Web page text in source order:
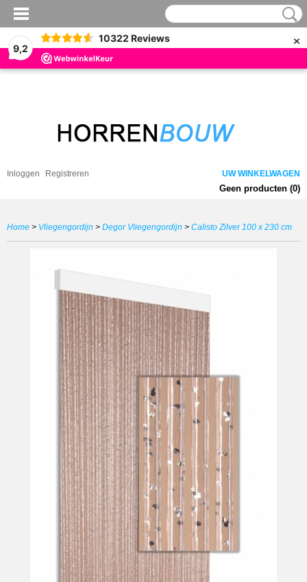
9,2
10322 Reviews ×
Inloggen Registreren UW WINKELWAGEN
Geen producten (0)
Home > Vliegengordijn > Degor Vliegengordijn > Calisto Zilver 100 x 230 cm